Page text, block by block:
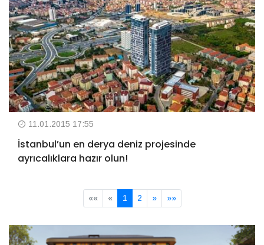
11.01.2015 17:55
İstanbul’un en derya deniz projesinde
ayrıcalıklara hazır olun!
«« « 1 2 » »»